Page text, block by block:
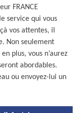
FRANCE
service qui vous
vos attentes, il
Non seulement
plus, vous n’aurez
abordables.
ou envoyez-lui un